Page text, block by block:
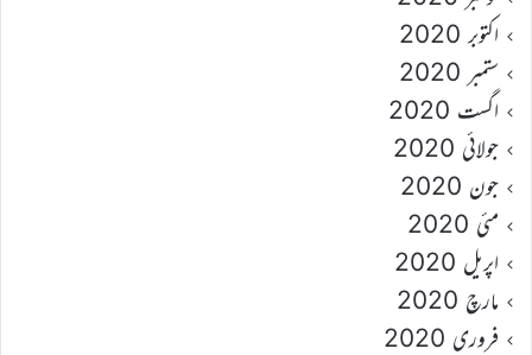
اکتوبر 2020
ستمبر 2020
اگست 2020
جولائی 2020
جون 2020
مئی 2020
اپریل 2020
مارچ 2020
فروری 2020